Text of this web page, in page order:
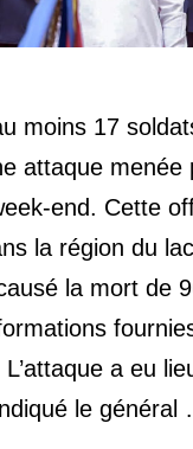
moins 17
attaque menée
end. Cette
la région du
la mort de
a eu
le général